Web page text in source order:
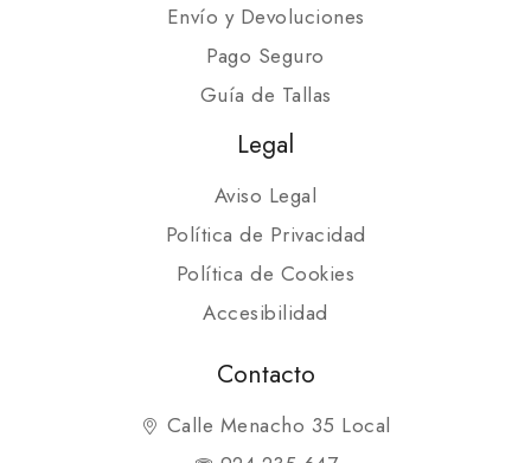
Envío y Devoluciones
Pago Seguro
Guía de Tallas
Legal
Aviso Legal
Política de Privacidad
Política de Cookies
Accesibilidad
Contacto
Calle Menacho 35 Local